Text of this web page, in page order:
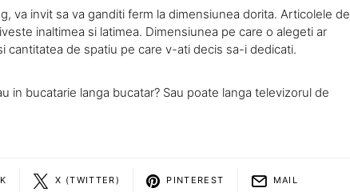
va invit sa va ganditi ferm la dimensiunea dorita. Articolele de
inaltimea si latimea. Dimensiunea pe care o alegeti ar
cantitatea de spatiu pe care v-ati decis sa-i dedicati.
in bucatarie langa bucatar? Sau poate langa televizorul de
X (TWITTER) PINTEREST MAIL